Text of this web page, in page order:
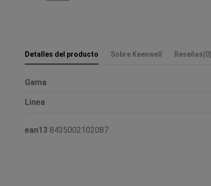
Detalles del producto Sobre Keenwell Reseñas(0)
Gama
Linea
ean13 8435002102087